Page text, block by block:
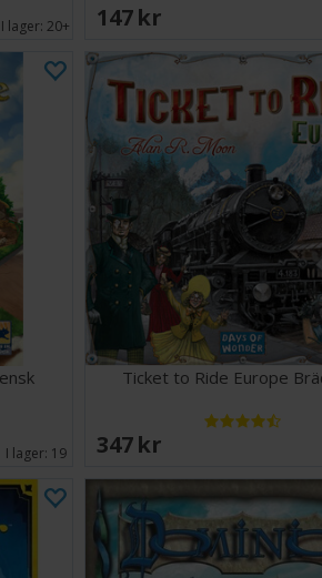
I lager:20+ 147 SEK
I lager: 19
Ticket to Ride Europe
347 SEK